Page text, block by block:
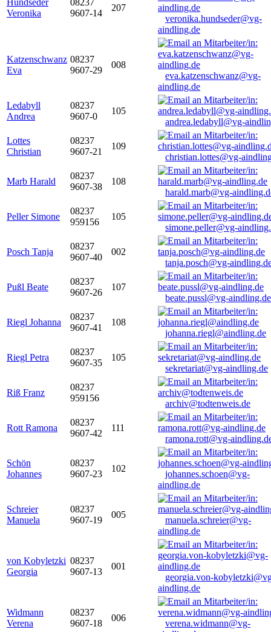
Hundseder
Veronika
08237
9607-14
207
veronika.hundseder@vg-
aindling.de
Katzenschwanz
Eva
08237
9607-29
008
eva.katzenschwanz@vg-
aindling.de
Ledabyll
Andrea
08237
9607-0
105
andrea.ledabyll@vg-
Lottes
Christian
08237
9607-21
109
christian.lottes@vg-
Marb Harald
08237
9607-38
108
harald.marb@vg-
Peller Simone
08237
959156
105
simone.peller@vg-
Posch Tanja
08237
9607-40
002
tanja.posch@vg-
Pußl Beate
08237
9607-26
107
beate.pussl@vg-aindling.de
Riegl Johanna
08237
9607-41
108
johanna.riegl@aindling.de
Riegl Petra
08237
9607-35
105
sekretariat@vg-aindling.de
Riß Franz
08237
959156
archiv@todtenweis.de
Rott Ramona
08237
9607-42
111
ramona.rott@vg-
Schön
Johannes
08237
9607-23
102
johannes.schoen@vg-
aindling.de
Schreier
Manuela
08237
9607-19
005
manuela.schreier@vg-
aindling.de
von Kobyletzki
Georgia
08237
9607-13
001
georgia.von-
aindling.de
Widmann
Verena
08237
9607-18
006
verena.widmann@vg-